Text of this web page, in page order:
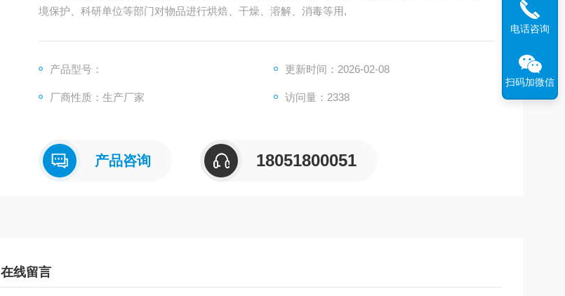
境保护、科研单位等部门对物品进行烘焙、干燥、溶解、消毒等用,
产品型号： 更新时间：2026-02-08
厂商性质：生产厂家 访问量：2338
产品咨询 18051800051
在线留言
电话咨询
扫码加微信